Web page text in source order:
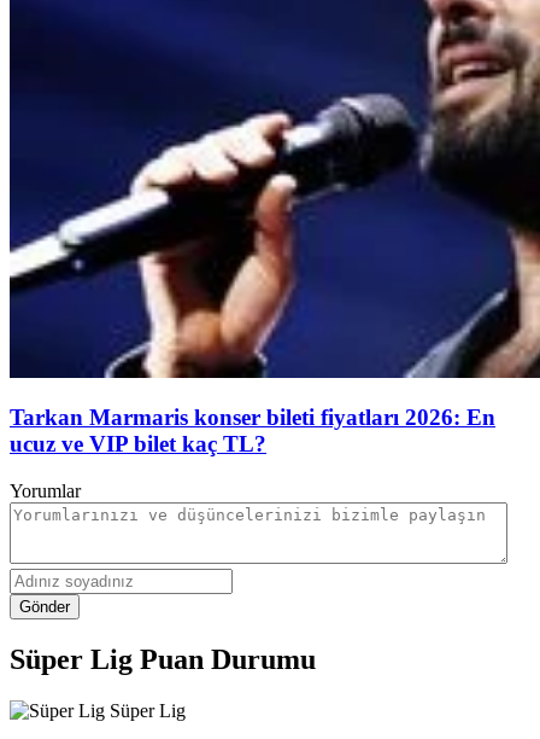
Tarkan Marmaris konser bileti fiyatları 2026: En
ucuz ve VIP bilet kaç TL?
Yorumlar
Gönder
Süper Lig Puan Durumu
Süper Lig